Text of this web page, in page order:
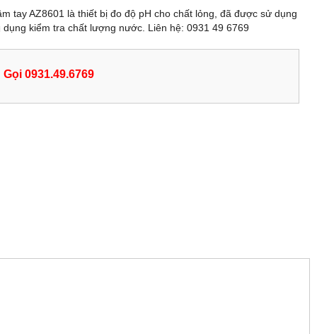
tay AZ8601 là thiết bị đo độ pH cho chất lỏng, đã được sử dụng
dụng kiểm tra chất lượng nước. Liên hệ: 0931 49 6769
Gọi 0931.49.6769